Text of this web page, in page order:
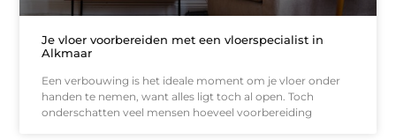
Je vloer voorbereiden met een vloerspecialist in
Alkmaar
Een verbouwing is het ideale moment om je vloer onder
handen te nemen, want alles ligt toch al open. Toch
onderschatten veel mensen hoeveel voorbereiding